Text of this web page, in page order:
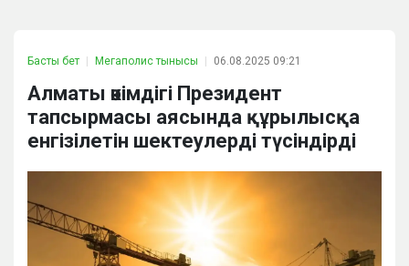
Басты бет Мегаполис тынысы 06.08.2025 09:21
Алматы әкімдігі Президент
тапсырмасы аясында құрылысқа
енгізілетін шектеулерді түсіндірді